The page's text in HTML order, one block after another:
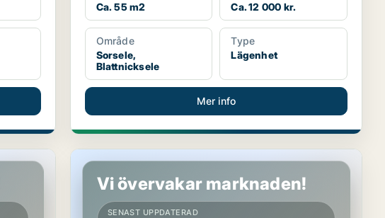
Ca. 55 m2
Ca. 12 000 kr.
Område
Sorsele,
Blattnicksele
Type
Lägenhet
Mer info
Lägenhet i Sorsele, Blattnicksele
Vi övervakar marknaden!
SENAST UPPDATERAD